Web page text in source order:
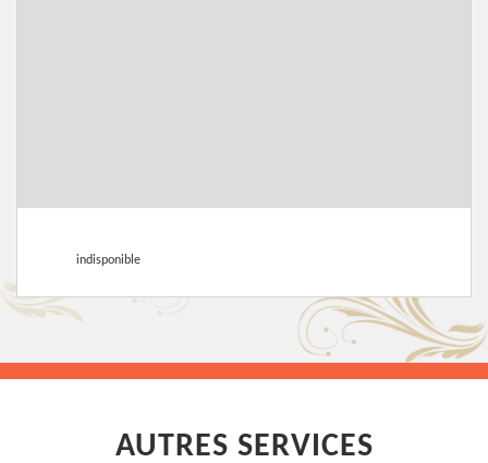
indisponible
AUTRES SERVICES